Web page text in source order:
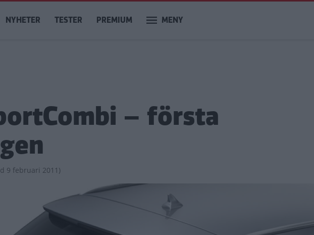
Main
navigation
NYHETER TESTER PREMIUM MENY
– första
9 februari 2011)